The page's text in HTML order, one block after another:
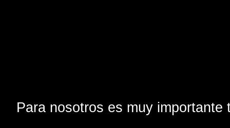
Para nosotros es muy